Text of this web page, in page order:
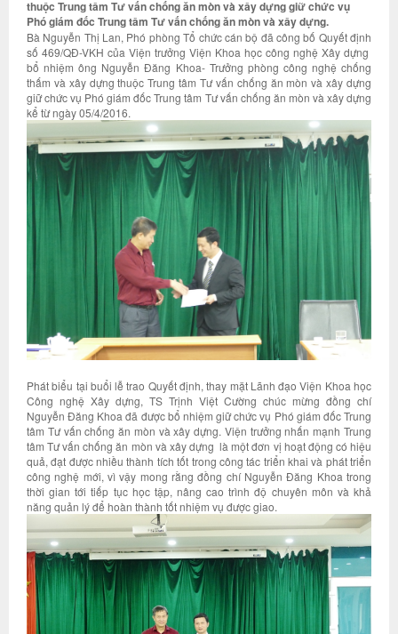
thuộc Trung tâm Tư vấn chống ăn mòn và xây dựng giữ chức vụ
Phó giám đốc Trung tâm Tư vấn chống ăn mòn và xây dựng.
Bà Nguyễn Thị Lan, Phó phòng Tổ chức cán bộ đã công bố Quyết định
số 469/QĐ-VKH của Viện trưởng Viện Khoa học công nghệ Xây dựng
bổ nhiệm ông Nguyễn Đăng Khoa- Trưởng phòng công nghệ chống
thấm và xây dựng thuộc Trung tâm Tư vấn chống ăn mòn và xây dựng
giữ chức vụ Phó giám đốc Trung tâm Tư vấn chống ăn mòn và xây dựng
kể từ ngày 05/4/2016.
Phát biểu tại buổi lễ trao Quyết định, thay mặt Lãnh đạo Viện Khoa học
Công nghệ Xây dựng, TS Trịnh Việt Cường chúc mừng đồng chí
Nguyễn Đăng Khoa đã được bổ nhiệm giữ chức vụ Phó giám đốc Trung
tâm Tư vấn chống ăn mòn và xây dựng. Viện trưởng nhấn mạnh Trung
tâm Tư vấn chống ăn mòn và xây dựng là một đơn vị hoạt động có hiệu
quả, đạt được nhiều thành tích tốt trong công tác triển khai và phát triển
công nghệ mới, vì vậy mong rằng đồng chí Nguyễn Đăng Khoa trong
thời gian tới tiếp tục học tập, nâng cao trình độ chuyên môn và khả
năng quản lý để hoàn thành tốt nhiệm vụ được giao.